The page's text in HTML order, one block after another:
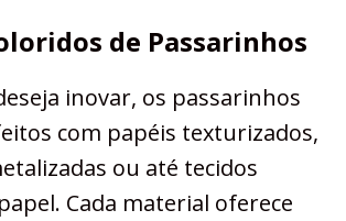
de Passarinhos
inovar, os passarinhos
com papéis texturizados,
ou até tecidos
Cada material oferece